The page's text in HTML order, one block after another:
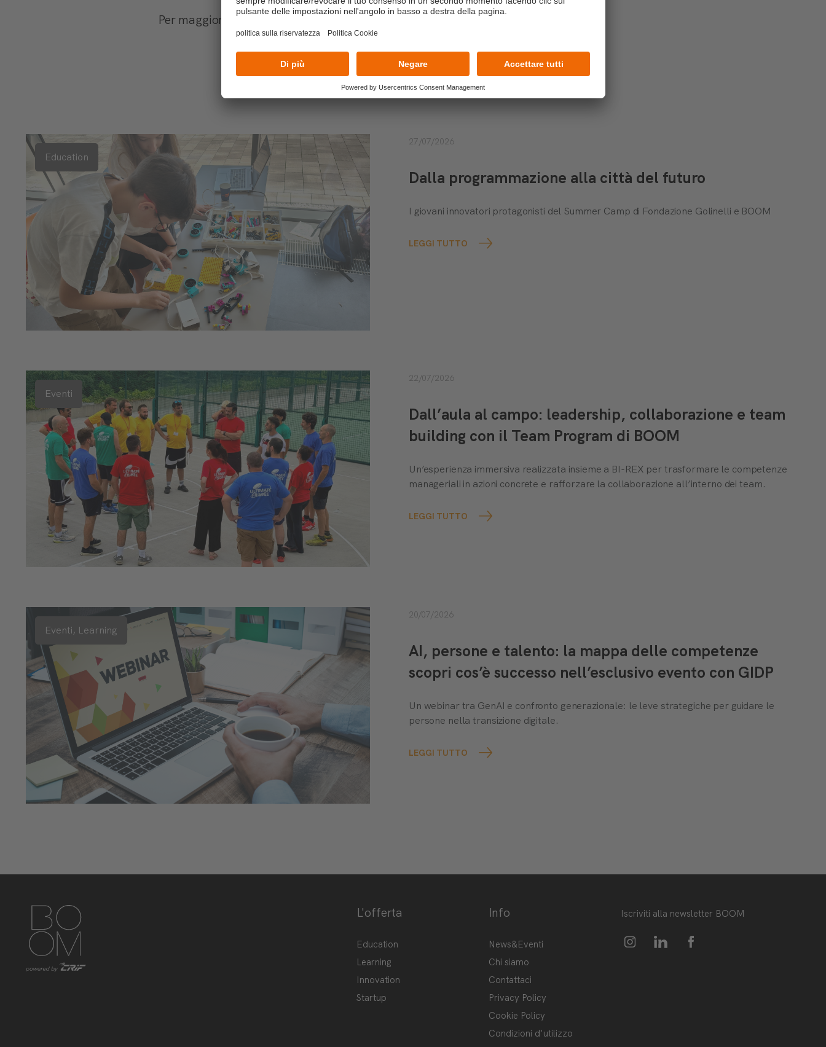
Per maggiori informazioni e iscrizioni contattaci!
PIÙ RECENTI
Education
27/07/2026
Dalla programmazione alla città del futuro
I giovani innovatori protagonisti del Summer Camp di Fondazione Golinelli e BOOM
LEGGI TUTTO
Eventi
22/07/2026
Dall’aula al campo: leadership, collaborazione e team
building con il Team Program di BOOM
Un’esperienza immersiva realizzata insieme a BI-REX per trasformare le competenze
manageriali in azioni concrete e rafforzare la collaborazione all’interno dei team.
LEGGI TUTTO
Eventi, Learning
20/07/2026
AI, persone e talento: la mappa delle competenze
scopri cos’è successo nell’esclusivo evento con GIDP
Un webinar tra GenAI e confronto generazionale: le leve strategiche per guidare le
persone nella transizione digitale.
LEGGI TUTTO
L'offerta
Education
Learning
Innovation
Startup
Info
News&Eventi
Chi siamo
Contattaci
Privacy Policy
Cookie Policy
Condizioni d'utilizzo
Iscriviti alla newsletter BOOM
https://www.instagram.com/boom_knowledgehub/
https://www.linkedin.com/showcase/boom-knowledge-hub/
https://www.facebook.com/BoomKnowledgeHub